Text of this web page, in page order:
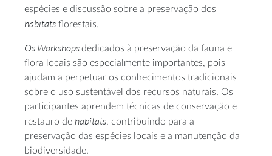
espécies e discussão sobre a preservação dos
habitats florestais.
Os Workshopsdedicados à preservação da fauna e
flora locais são especialmente importantes, pois
ajudam a perpetuar os conhecimentos tradicionais
sobre o uso sustentável dos recursos naturais. Os
participantes aprendem técnicas de conservação e
restauro de habitats, contribuindo para a
preservação das espécies locais e a manutenção da
biodiversidade.